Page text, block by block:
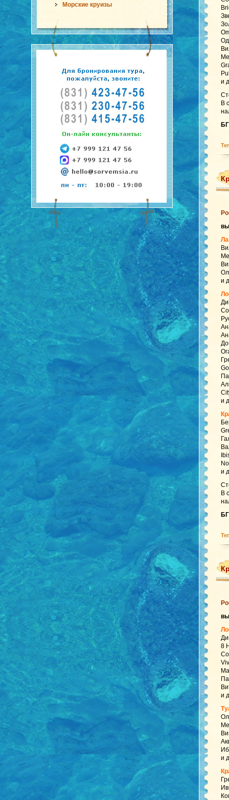
Морские круизы
и
В
БГ
и
и
и
В
БГ
8
и
и